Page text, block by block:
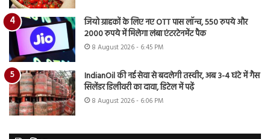
जियो ग्राहकों के लिए नए OTT पास लॉन्च, 550 रुपये और
2000 रुपये में मिलेगा लंबा एंटरटेनमेंट पैक
8 August 2026 - 6:45 PM
IndianOil की नई सेवा से बदलेगी तस्वीर, अब 3-4 घंटे में गैस
सिलेंडर डिलीवरी का दावा, डिटेल में पढ़ें
8 August 2026 - 6:06 PM